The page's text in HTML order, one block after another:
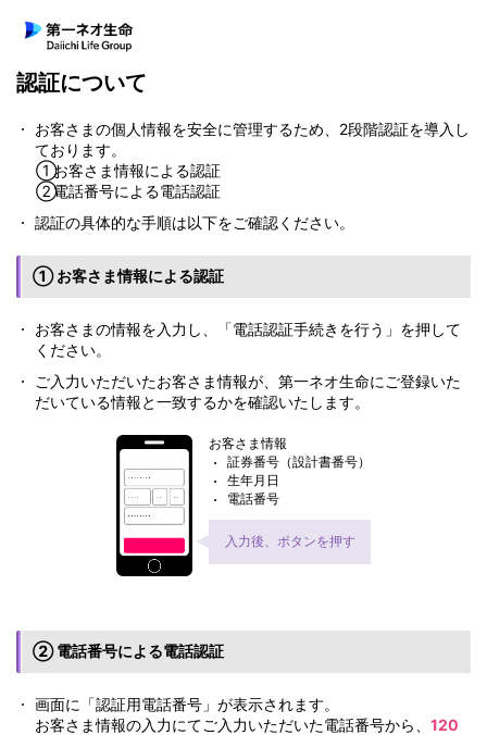
認証について
お客さまの個人情報を安全に管理するため、2段階認証を導入し
ております。
お客さま情報による認証
電話番号による電話認証
認証の具体的な手順は以下をご確認ください。
① お客さま情報による認証
お客さまの情報を入力し、「電話認証手続きを行う」を押して
ください。
ご入力いただいたお客さま情報が、第一ネオ生命にご登録いた
だいている情報と一致するかを確認いたします。
お客さま情報
証券番号（設計書番号）
生年月日
電話番号
入力後、ボタンを押す
② 電話番号による電話認証
画面に「認証用電話番号」が表示されます。
お客さま情報の入力にてご入力いただいた電話番号から、 120